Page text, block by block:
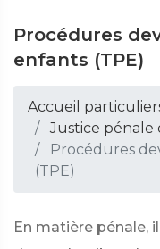
Procédures
enfants (TPE)
Accueil
Justice pénale
Procédures
(TPE)
En matière pénale,